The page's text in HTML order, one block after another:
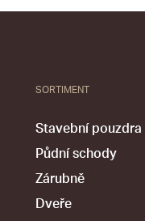
SORTIMENT
Stavební pouzdra
Půdní schody
Zárubně
Dveře